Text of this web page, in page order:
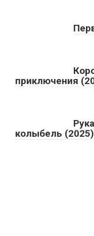
приключения
колыбель (2025)